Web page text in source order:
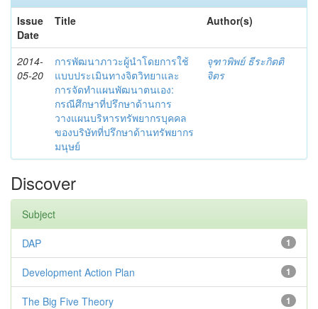
Issue
Date
Title Author(s)
2014-
05-20
การพัฒนาภาวะผู้นำโดยการใช้
แบบประเมินทางจิตวิทยาและ
การจัดทำแผนพัฒนาตนเอง:
กรณีศึกษาที่ปรึกษาด้านการ
วางแผนบริหารทรัพยากรบุคคล
ของบริษัทที่ปรึกษาด้านทรัพยากร
มนุษย์
จุฑาพิพย์ ธีระกิตติ
จิตร
Discover
Subject
1
DAP
1
Development Action Plan
1
The Big Five Theory